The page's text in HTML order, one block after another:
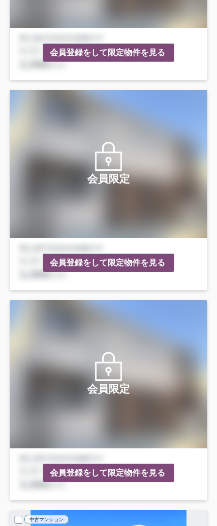
会員登録をして限定物件を見る
会員限定
会員登録をして限定物件を見る
会員限定
会員登録をして限定物件を見る
中古マンション